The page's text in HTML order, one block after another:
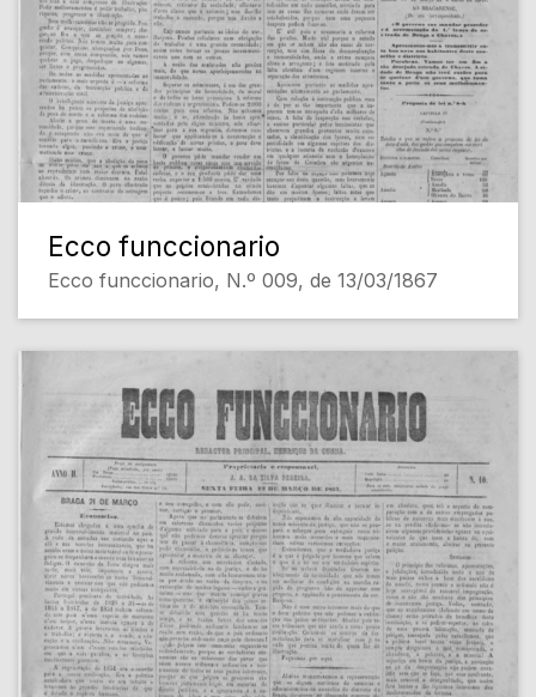
Ecco funccionario
Ecco funccionario, N.º 009, de 13/03/1867